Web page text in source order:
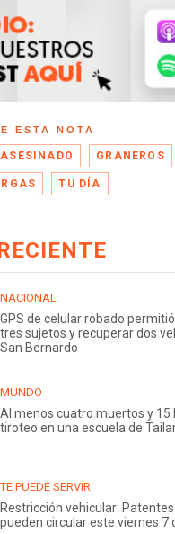
ESTA NOTA
GRANEROS
TU DÍA
NACIONAL
GPS de celular robado
tres sujetos y recuperar dos
San Bernardo
MUNDO
Al menos cuatro muertos y 15
tiroteo en una escuela de
TE PUEDE SERVIR
Restricción vehicular: Patentes
pueden circular este viernes 7